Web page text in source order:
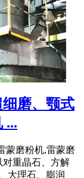
磨、颚式
...
蒙磨粉机,雷蒙磨
对重晶石、方解
大理石、膨润